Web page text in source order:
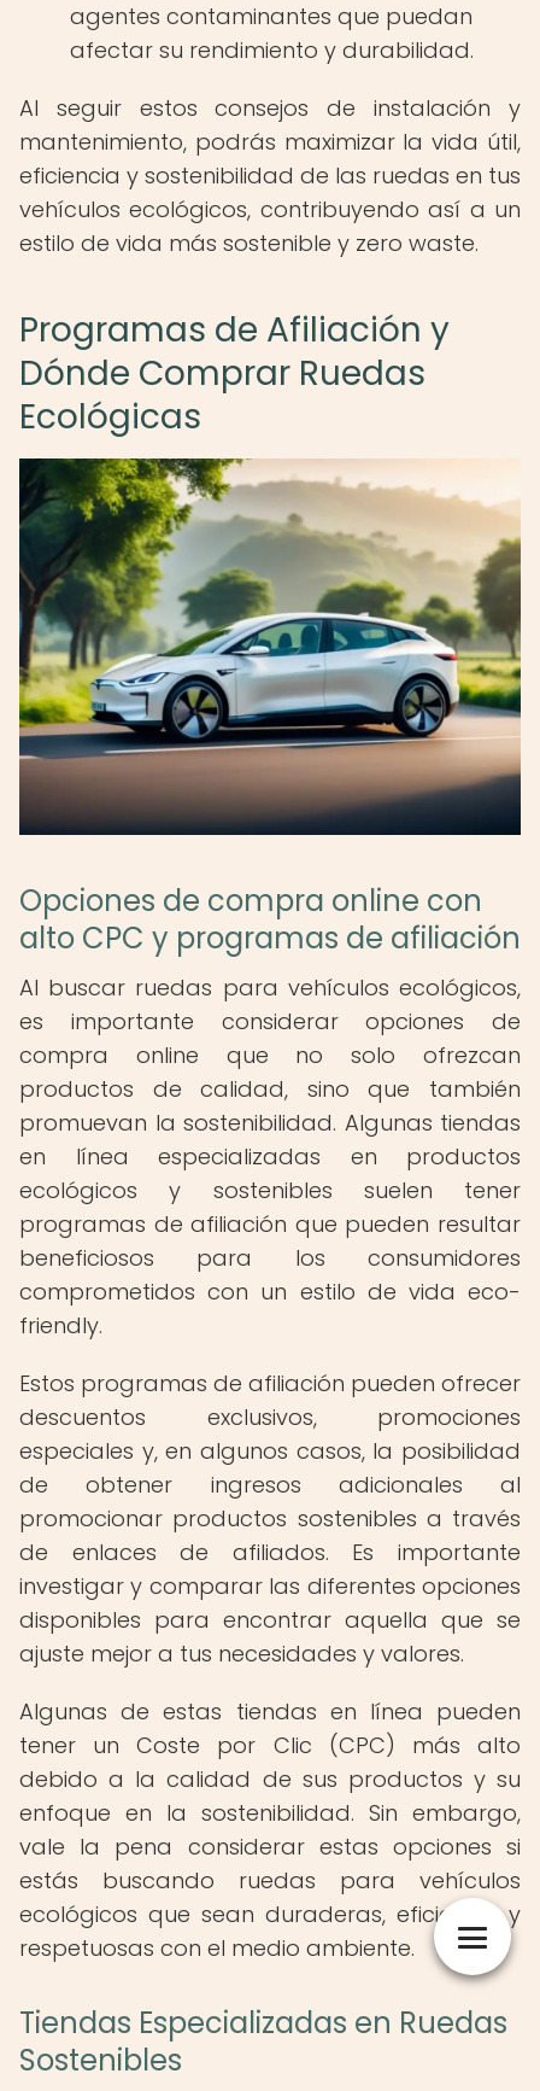
agentes contaminantes que puedan
afectar su rendimiento y durabilidad.
Al seguir estos consejos de instalación y
mantenimiento, podrás maximizar la vida útil,
eficiencia y sostenibilidad de las ruedas en tus
vehículos ecológicos, contribuyendo así a un
estilo de vida más sostenible y zero waste.
Programas de Afiliación y
Dónde Comprar Ruedas
Ecológicas
Opciones de compra online con
alto CPC y programas de afiliación
Al buscar ruedas para vehículos ecológicos,
es importante considerar opciones de
compra online que no solo ofrezcan
productos de calidad, sino que también
promuevan la sostenibilidad. Algunas tiendas
en línea especializadas en productos
ecológicos y sostenibles suelen tener
programas de afiliación que pueden resultar
beneficiosos para los consumidores
comprometidos con un estilo de vida eco-
friendly.
Estos programas de afiliación pueden ofrecer
descuentos exclusivos, promociones
especiales y, en algunos casos, la posibilidad
de obtener ingresos adicionales al
promocionar productos sostenibles a través
de enlaces de afiliados. Es importante
investigar y comparar las diferentes opciones
disponibles para encontrar aquella que se
ajuste mejor a tus necesidades y valores.
Algunas de estas tiendas en línea pueden
tener un Coste por Clic (CPC) más alto
debido a la calidad de sus productos y su
enfoque en la sostenibilidad. Sin embargo,
vale la pena considerar estas opciones si
estás buscando ruedas para vehículos
ecológicos que sean duraderas, eficientes y
respetuosas con el medio ambiente.
Tiendas Especializadas en Ruedas
Sostenibles